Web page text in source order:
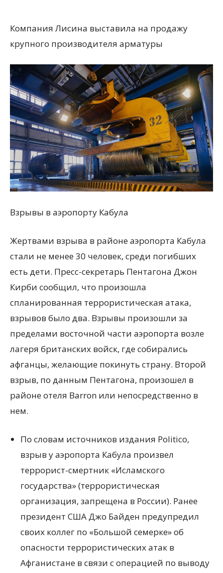
Компания Лисина выставила на продажу
крупного производителя арматуры
Взрывы в аэропорту Кабула
Жертвами взрыва в районе аэропорта Кабула
стали не менее 30 человек, среди погибших
есть дети. Пресс-секретарь Пентагона Джон
Кирби сообщил, что произошла
спланированная террористическая атака,
взрывов было два. Взрывы произошли за
пределами восточной части аэропорта возле
лагеря британских войск, где собирались
афганцы, желающие покинуть страну. Второй
взрыв, по данным Пентагона, произошел в
районе отеля Barron или непосредственно в
нем.
По словам источников издания Politico,
взрыв у аэропорта Кабула произвел
террорист-смертник «Исламского
государства» (террористическая
организация, запрещена в России). Ранее
президент США Джо Байден предупредил
своих коллег по «Большой семерке» об
опасности террористических атак в
Афганистане в связи с операцией по выводу